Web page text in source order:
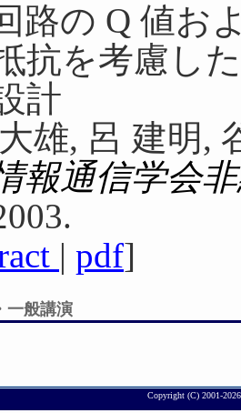
路の Q 値お
抗を考慮し
計
雄, 呂 建明,
報通信学会
| pdf]
一般講演
Copyright (C) 2001-